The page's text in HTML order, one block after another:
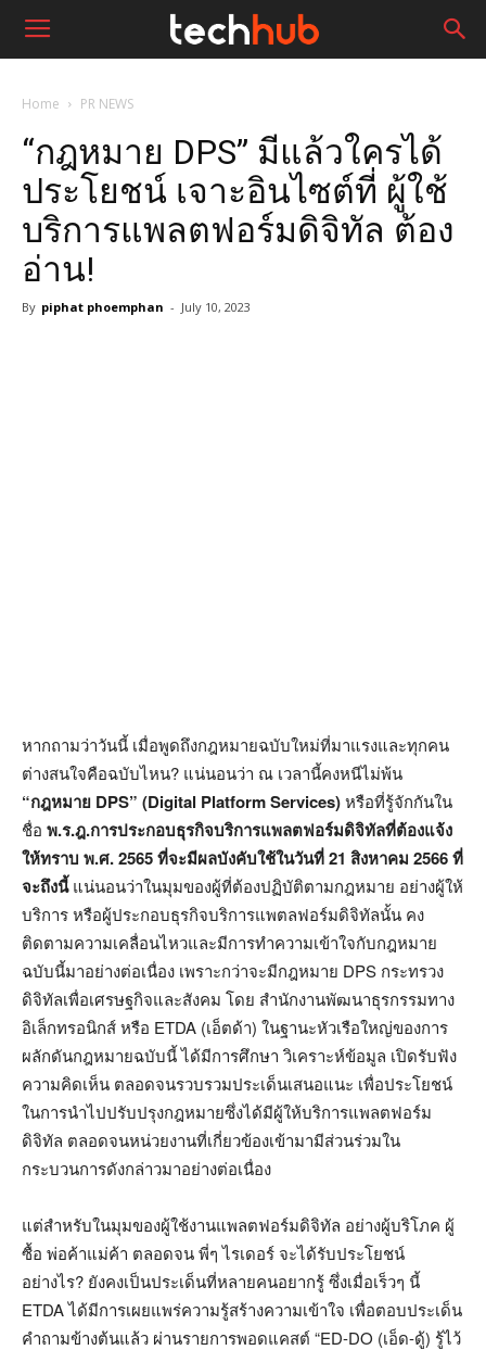
Home PR NEWS
“กฎหมาย DPS” มีแล้วใครได้
ประโยชน์ เจาะอินไซต์ที่ ผู้ใช้
บริการแพลตฟอร์มดิจิทัล ต้อง
อ่าน!
By piphat phoemphan - July 10, 2023
หากถามว่าวันนี้ เมื่อพูดถึงกฎหมายฉบับใหม่ที่มาแรงและทุกคน
ต่างสนใจคือฉบับไหน? แน่นอนว่า ณ เวลานี้คงหนีไม่พ้น
“กฎหมาย DPS” (Digital Platform Services)หรือที่รู้จักกันใน
ชื่อ พ.ร.ฎ.การประกอบธุรกิจบริการแพลตฟอร์มดิจิทัลที่ต้องแจ้ง
ให้ทราบ พ.ศ. 2565 ที่จะมีผลบังคับใช้ในวันที่ 21 สิงหาคม 2566 ที่
จะถึงนี้แน่นอนว่าในมุมของผู้ที่ต้องปฏิบัติตามกฎหมาย อย่างผู้ให้
บริการ หรือผู้ประกอบธุรกิจบริการแพตลฟอร์มดิจิทัลนั้น คง
ติดตามความเคลื่อนไหวและมีการทำความเข้าใจกับกฎหมาย
ฉบับนี้มาอย่างต่อเนื่อง เพราะกว่าจะมีกฎหมาย DPS กระทรวง
ดิจิทัลเพื่อเศรษฐกิจและสังคม โดย สำนักงานพัฒนาธุรกรรมทาง
อิเล็กทรอนิกส์ หรือ ETDA (เอ็ตด้า) ในฐานะหัวเรือใหญ่ของการ
ผลักดันกฎหมายฉบับนี้ ได้มีการศึกษา วิเคราะห์ข้อมูล เปิดรับฟัง
ความคิดเห็น ตลอดจนรวบรวมประเด็นเสนอแนะ เพื่อประโยชน์
ในการนำไปปรับปรุงกฎหมายซึ่งได้มีผู้ให้บริการแพลตฟอร์ม
ดิจิทัล ตลอดจนหน่วยงานที่เกี่ยวข้องเข้ามามีส่วนร่วมใน
กระบวนการดังกล่าวมาอย่างต่อเนื่อง
แต่สำหรับในมุมของผู้ใช้งานแพลตฟอร์มดิจิทัล อย่างผู้บริโภค ผู้
ซื้อ พ่อค้าแม่ค้า ตลอดจน พี่ๆ ไรเดอร์ จะได้รับประโยชน์
อย่างไร? ยังคงเป็นประเด็นที่หลายคนอยากรู้ ซึ่งเมื่อเร็วๆ นี้
ETDA ได้มีการเผยแพร่ความรู้สร้างความเข้าใจ เพื่อตอบประเด็น
คำถามข้างต้นแล้ว ผ่านรายการพอดแคสต์ “ED-DO (เอ็ด-ดู้) รู้ไว้